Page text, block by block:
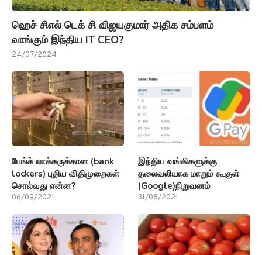
ஹெச் சிஎல் டெக் சி விஜயகுமார் அதிக சம்பளம்
வாங்கும் இந்திய IT CEO?
24/07/2024
பேங்க் லாக்கருக்கான (bank
lockers) புதிய விதிமுறைகள்
சொல்வது என்ன?
06/09/2021
இந்திய வங்கிகளுக்கு
தலைவலியாக மாறும் கூகுள்
(Google)நிறுவனம்
31/08/2021